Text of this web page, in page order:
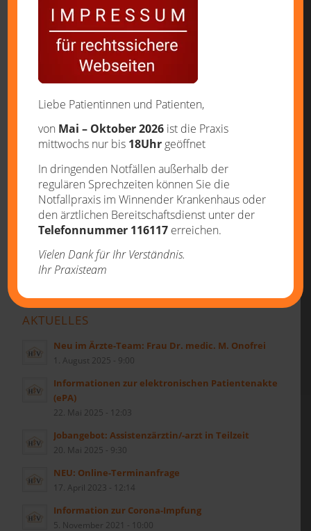
Eintrag teilen
AKTUELLES
Neu im Ärzte-Team: Frau Dr. medic. M. Onofrei
1. August 2025 - 9:00
Informationen zur elektronischen Patientenakte
(ePA)
22. Mai 2025 - 12:03
Jobangebot: Assistenzärztin/-arzt in Teilzeit
20. Mai 2025 - 9:30
NEU: Online-Terminanfrage
17. April 2023 - 12:14
Information zur Corona-Impfung
5. November 2021 - 10:00
Liebe Patientinnen und Patienten,
von Mai – Oktober 2026 ist die Praxis
mittwochs nur bis 18Uhr geöffnet
In dringenden Notfällen außerhalb der
regulären Sprechzeiten können Sie die
Notfallpraxis im Winnender Krankenhaus oder
den ärztlichen Bereitschaftsdienst unter der
Telefonnummer 116117 erreichen.
Vielen Dank für Ihr Verständnis.
Ihr Praxisteam